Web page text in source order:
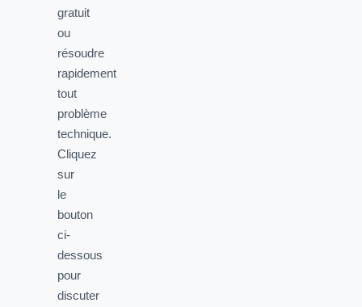
gratuit
ou
résoudre
rapidement
tout
problème
technique.
Cliquez
sur
le
bouton
ci-
dessous
pour
discuter